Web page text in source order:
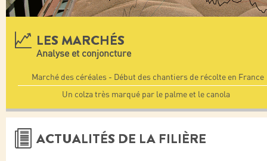
LES MARCHÉS
Analyse et conjoncture
Marché des céréales - Début des chantiers de récolte en France
Un colza très marqué par le palme et le canola
ACTUALITÉS DE LA FILIÈRE